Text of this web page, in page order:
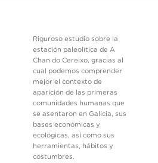
Riguroso estudio sobre la
estación paleolítica de A
Chan do Cereixo, gracias al
cual podemos comprender
mejor el contexto de
aparición de las primeras
comunidades humanas que
se asentaron en Galicia, sus
bases económicas y
ecológicas, así como sus
herramientas, hábitos y
costumbres.